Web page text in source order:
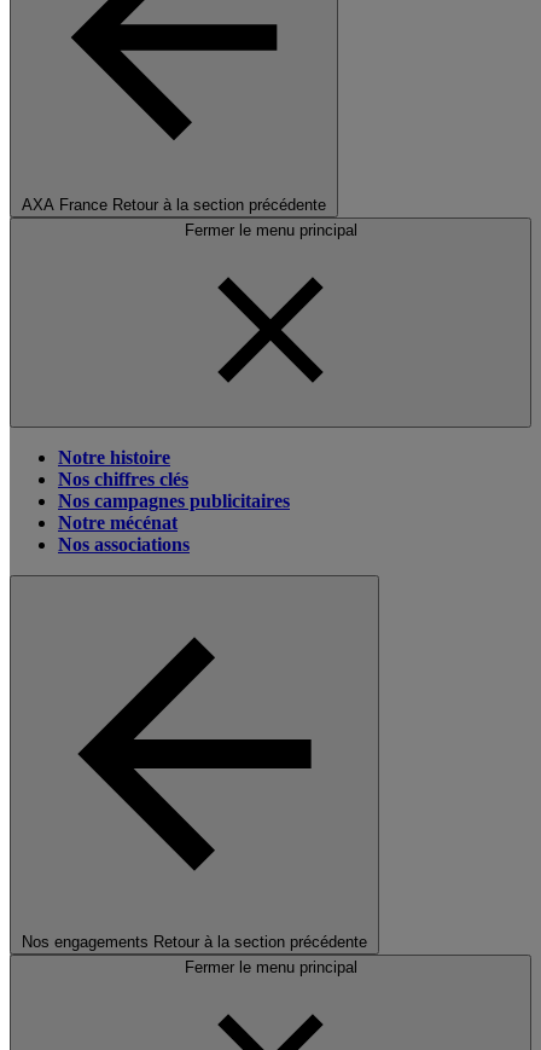
AXA France Retour à la section précédente
Fermer le menu principal
Notre histoire
Nos chiffres clés
Nos campagnes publicitaires
Notre mécénat
Nos associations
Nos engagements Retour à la section précédente
Fermer le menu principal